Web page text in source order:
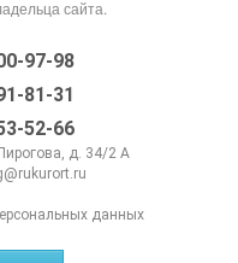
сайта.
97-98
81-31
52-66
д. 34/2 А
данных